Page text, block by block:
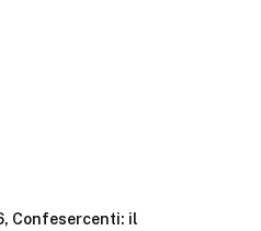
Confesercenti: il